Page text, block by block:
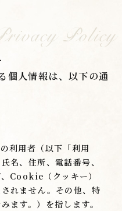
Policy
個人情報は、以下の通
利用者（以下「利用
名、住所、電話番号、
Cookie（クッキー）
れません。その他、特
ます。）を指します。